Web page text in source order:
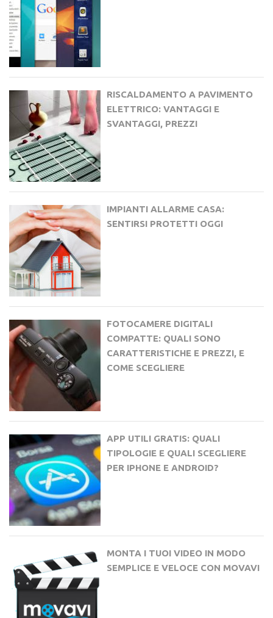
RISCALDAMENTO A PAVIMENTO
ELETTRICO: VANTAGGI E
SVANTAGGI, PREZZI
IMPIANTI ALLARME CASA:
SENTIRSI PROTETTI OGGI
FOTOCAMERE DIGITALI
COMPATTE: QUALI SONO
CARATTERISTICHE E PREZZI, E
COME SCEGLIERE
APP UTILI GRATIS: QUALI
TIPOLOGIE E QUALI SCEGLIERE
PER IPHONE E ANDROID?
MONTA I TUOI VIDEO IN MODO
SEMPLICE E VELOCE CON MOVAVI